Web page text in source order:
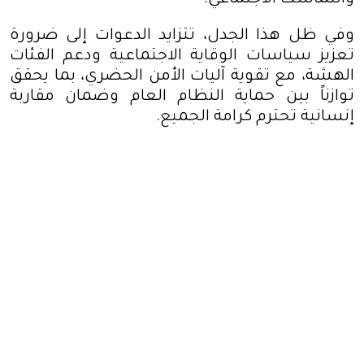
وفي ظل هذا الجدل، تتزايد الدعوات إلى ضرورة
تعزيز سياسات الوقاية الاجتماعية ودعم الفئات
الهشة، مع تقوية آليات الأمن الحضري، بما يحقق
توازناً بين حماية النظام العام وضمان مقاربة
إنسانية تحترم كرامة الجميع.